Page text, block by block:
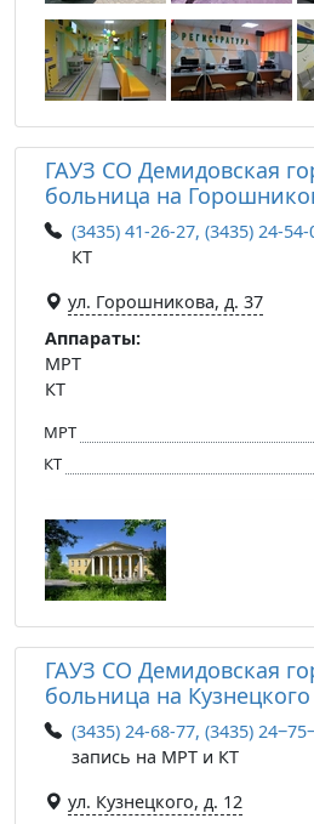
ГАУЗ СО Демидовская
больница на
(3435) 41-26-27, (3435) 24-54-
КТ
ул. Горошникова, д. 37
Аппараты:
МРТ
КТ
МРТ
КТ
ГАУЗ СО Демидовская
больница на Кузнецкого
(3435) 24-68-77, (3435)
запись на МРТ и КТ
ул. Кузнецкого, д. 12